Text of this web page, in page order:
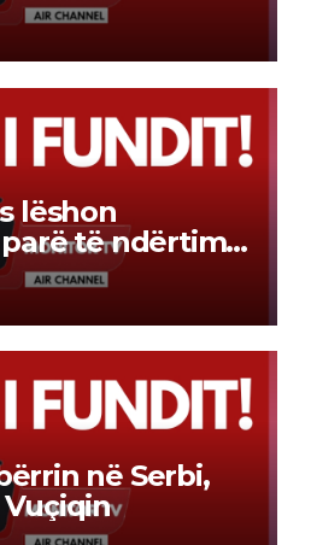
sipas
s
lëshon
të ndërtimit
në Serbi,